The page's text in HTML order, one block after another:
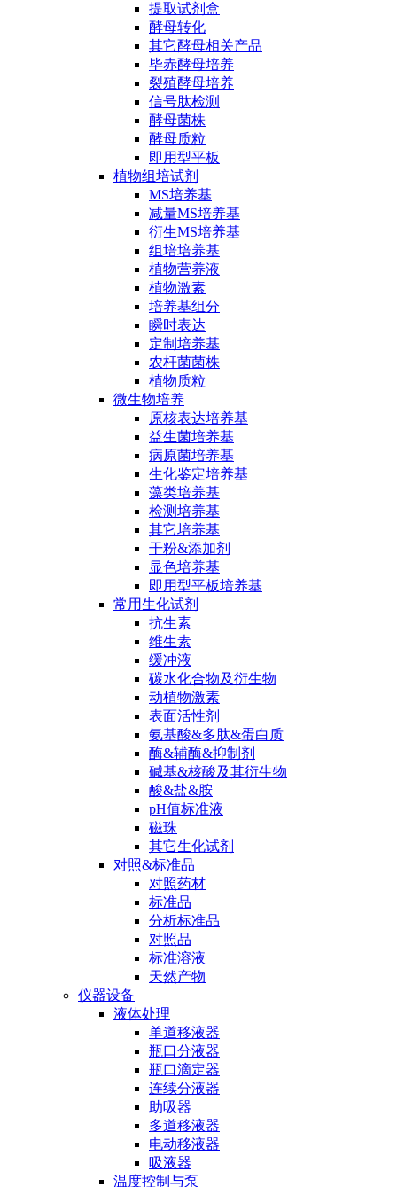
提取试剂盒
酵母转化
其它酵母相关产品
毕赤酵母培养
裂殖酵母培养
信号肽检测
酵母菌株
酵母质粒
即用型平板
植物组培试剂
MS培养基
减量MS培养基
衍生MS培养基
组培培养基
植物营养液
植物激素
培养基组分
瞬时表达
定制培养基
农杆菌菌株
植物质粒
微生物培养
原核表达培养基
益生菌培养基
病原菌培养基
生化鉴定培养基
藻类培养基
检测培养基
其它培养基
干粉&添加剂
显色培养基
即用型平板培养基
常用生化试剂
抗生素
维生素
缓冲液
碳水化合物及衍生物
动植物激素
表面活性剂
氨基酸&多肽&蛋白质
酶&辅酶&抑制剂
碱基&核酸及其衍生物
酸&盐&胺
pH值标准液
磁珠
其它生化试剂
对照&标准品
对照药材
标准品
分析标准品
对照品
标准溶液
天然产物
仪器设备
液体处理
单道移液器
瓶口分液器
瓶口滴定器
连续分液器
助吸器
多道移液器
电动移液器
吸液器
温度控制与泵